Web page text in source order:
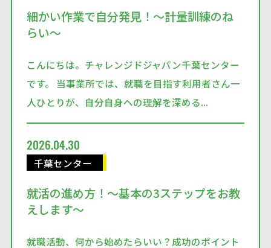
細かい作業で自分発見！～計量訓練のね
らい～
こんにちは。チャレンジドジャパン千葉センター
です。 当事業所では、就職を目指す利用者さん一
人ひとりが、自分自身への理解を深める...
2026.04.30
千葉センター
就活の進め方！～基本の3ステップをお教
えします～
就職活動、何から始めたらいい？成功のポイント